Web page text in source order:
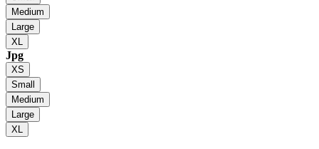
Medium
Large
XL
Jpg
XS
Small
Medium
Large
XL